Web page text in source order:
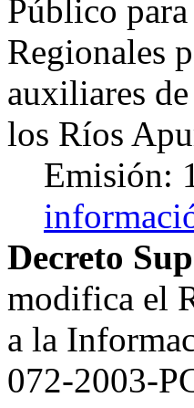
Público
Regionales
auxiliares
los Ríos
Emisión:
Decreto
modifica el
a la
072-2003-